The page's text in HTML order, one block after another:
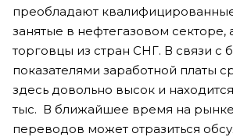
преобладают
занятые в нефтегазовом секторе,
торговцы из стран СНГ. В связи с
показателями заработной платы
здесь довольно высок и
тыс. В ближайшее время на
переводов может отразиться